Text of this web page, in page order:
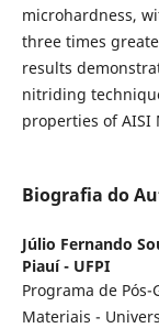
microhardness,
three times
results
nitriding
properties of AISI
Biografia do
Júlio Fernando
Piauí - UFPI
Programa de
Materiais -